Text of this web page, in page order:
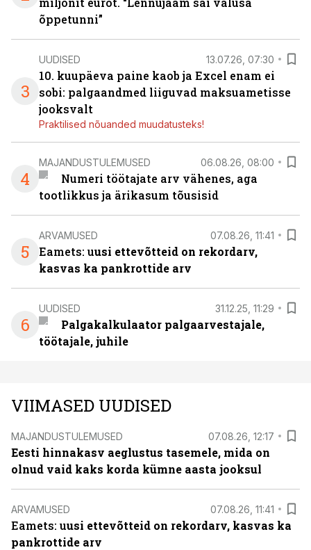
õppetunni”
3
UUDISED 13.07.26, 07:30
10. kuupäeva paine kaob ja Excel enam ei
sobi: palgaandmed liiguvad maksuametisse
jooksvalt
Praktilised nõuanded muudatusteks!
4
MAJANDUSTULEMUSED 06.08.26, 08:00
Numeri töötajate arv vähenes, aga
tootlikkus ja ärikasum tõusisid
5
ARVAMUSED 07.08.26, 11:41
Eamets: uusi ettevõtteid on rekordarv,
kasvas ka pankrottide arv
6
UUDISED 31.12.25, 11:29
Palgakalkulaator palgaarvestajale,
töötajale, juhile
VIIMASED UUDISED
MAJANDUSTULEMUSED 07.08.26, 12:17
Eesti hinnakasv aeglustus tasemele, mida on
olnud vaid kaks korda kümne aasta jooksul
ARVAMUSED 07.08.26, 11:41
Eamets: uusi ettevõtteid on rekordarv, kasvas ka
pankrottide arv